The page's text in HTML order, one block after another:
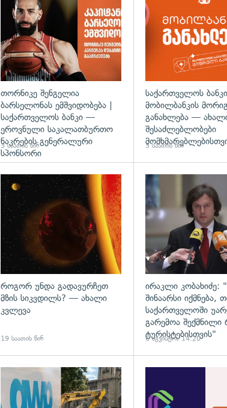
თორნიკე შენგელია
ბარსელონას ემშვიდობება |
საქართველოს ბანკი —
ეროვნული საკალათბურთო
ნაკრების გენერალური
სპონსორი
3 საათის წინ
საქართველოს
მობილბანკის
განახლება —
შესაძლებლობები
3 საათის წინ
გადახედვა
როგორ უნდა გადავურჩეთ
მზის სიკვდილს? — ახალი
კვლევა
19 საათის წინ
ირაკლი კობახიძე:
შინაარსი იქმნება,
საქართველოში
გარემოა შექმნილი
ტურისტებისთვის"
6 აგვისტო, 14:20